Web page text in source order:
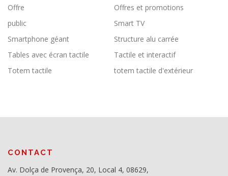
Offre
Offres et promotions
public
Smart TV
Smartphone géant
Structure alu carrée
Tables avec écran tactile
Tactile et interactif
Totem tactile
totem tactile d'extérieur
CONTACT
Av. Dolça de Provença, 20, Local 4, 08629,